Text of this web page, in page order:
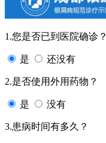
1.您是否已到医院确诊？
是 还没有
2.是否使用外用药物？
是 没有
3.患病时间有多久？